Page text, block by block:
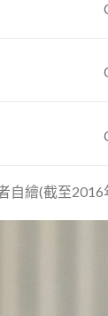
自繪(截至2016